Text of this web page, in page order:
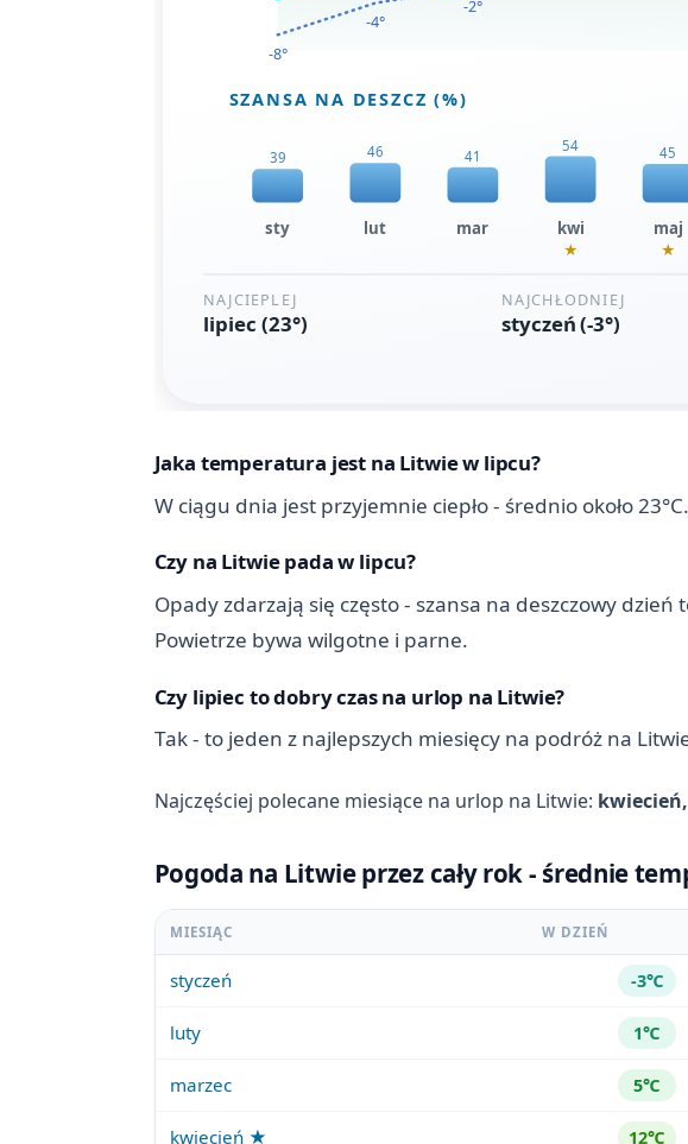
Jaka temperatura jest na Litwie w lipcu?
W ciągu dnia jest przyjemnie ciepło - średnio około
Czy na Litwie pada w lipcu?
Opady zdarzają się często - szansa na deszczowy
Powietrze bywa wilgotne i parne.
Czy lipiec to dobry czas na urlop na Litwie?
Tak - to jeden z najlepszych miesięcy na podróż na
Najczęściej polecane miesiące na urlop na Litwie:
Pogoda na Litwie przez cały rok - średnie
MIESIĄC W DZIEŃ
styczeń -3℃
luty 1℃
marzec 5℃
kwiecień ★ 12℃